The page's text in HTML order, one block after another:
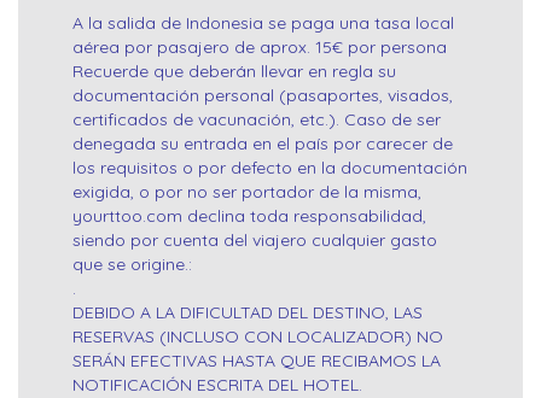
A la salida de Indonesia se paga una tasa local
aérea por pasajero de aprox. 15€ por persona
Recuerde que deberán llevar en regla su
documentación personal (pasaportes, visados,
certificados de vacunación, etc.). Caso de ser
denegada su entrada en el país por carecer de
los requisitos o por defecto en la documentación
exigida, o por no ser portador de la misma,
yourttoo.com declina toda responsabilidad,
siendo por cuenta del viajero cualquier gasto
que se origine.:
.
DEBIDO A LA DIFICULTAD DEL DESTINO, LAS
RESERVAS (INCLUSO CON LOCALIZADOR) NO
SERÁN EFECTIVAS HASTA QUE RECIBAMOS LA
NOTIFICACIÓN ESCRITA DEL HOTEL.